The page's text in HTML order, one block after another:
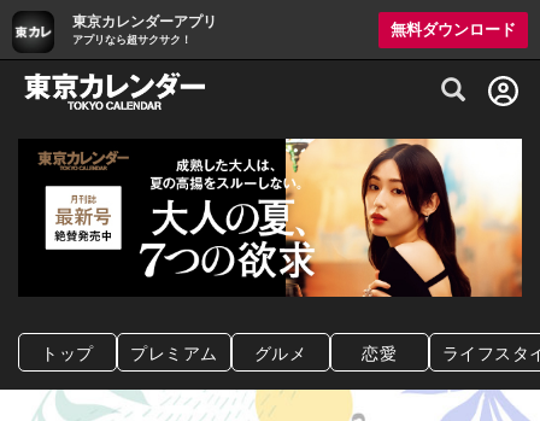
東京カレンダーアプリ
アプリなら超サクサク！
無料ダウンロード
グルメ情報・プレミアムレストラン予約
トップ プレミアム グルメ 恋愛 ライフスタ